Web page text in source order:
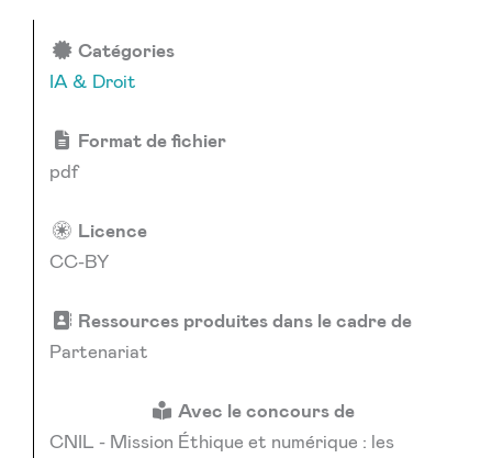
Catégories
IA & Droit
Format de fichier
pdf
Licence
CC-BY
Ressources produites dans le cadre de
Partenariat
Avec le concours de
CNIL - Mission Éthique et numérique : les